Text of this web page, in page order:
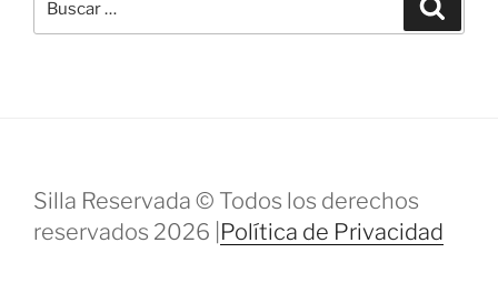
por:
Silla Reservada © Todos los derechos
reservados 2026 | Política de Privacidad